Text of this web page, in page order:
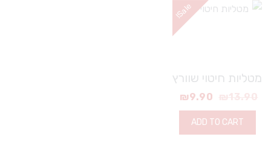
S
a
l
e
!
מטליות חיטוי שוורץ
₪9.90
ADD TO CART